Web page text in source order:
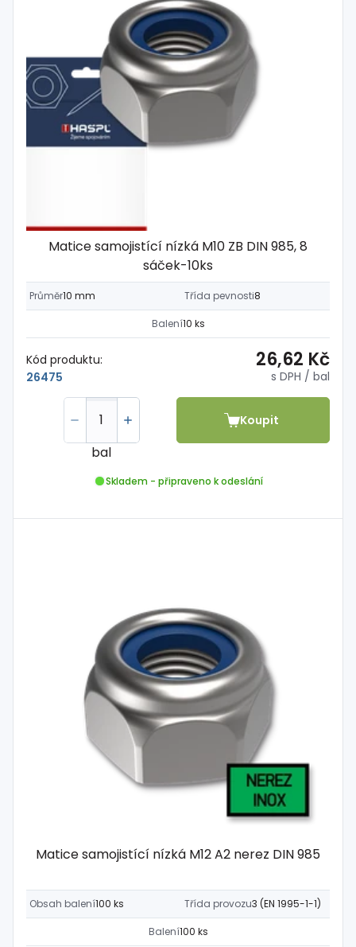
Matice samojistící nízká M10 ZB DIN 985, 8
sáček-10ks
Průměr10 mm Třída pevnosti8
Balení10 ks
Kód produktu:
26475
26,62 Kč
s DPH / bal
bal
Koupit
Skladem - připraveno k odeslání
Matice samojistící nízká M12 A2 nerez DIN 985
Obsah balení100 ks Třída provozu3 (EN 1995-1-1)
Balení100 ks